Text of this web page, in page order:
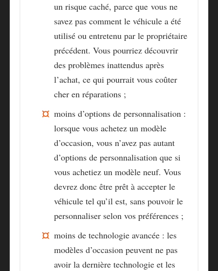
un risque caché, parce que vous ne
savez pas comment le véhicule a été
utilisé ou entretenu par le propriétaire
précédent. Vous pourriez découvrir
des problèmes inattendus après
l’achat, ce qui pourrait vous coûter
cher en réparations ;
moins d’options de personnalisation :
lorsque vous achetez un modèle
d’occasion, vous n’avez pas autant
d’options de personnalisation que si
vous achetiez un modèle neuf. Vous
devrez donc être prêt à accepter le
véhicule tel qu’il est, sans pouvoir le
personnaliser selon vos préférences ;
moins de technologie avancée : les
modèles d’occasion peuvent ne pas
avoir la dernière technologie et les